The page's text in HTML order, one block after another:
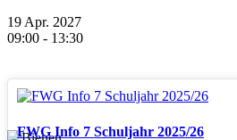
19 Apr. 2027
09:00 - 13:30
FWG Info 7 Schuljahr 2025/26